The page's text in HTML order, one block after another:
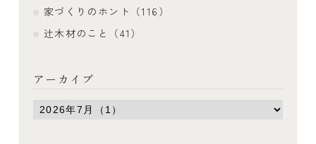
家づくりのホント（116）
辻木材のこと（41）
アーカイブ